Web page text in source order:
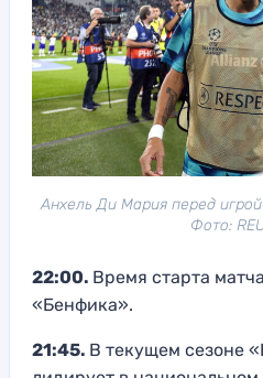
Анхель Ди Мария перед
Фото:
22:00. Время старта
«Бенфика».
21:45. В текущем сезоне